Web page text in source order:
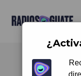
Radios Guate